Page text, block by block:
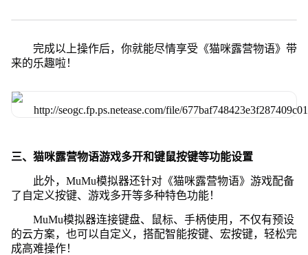
完成以上操作后，你就能尽情享受《猫咪露营物语》带
来的乐趣啦！
三、猫咪露营物语游戏多开和键鼠按键等功能设置
此外，MuMu模拟器还针对《猫咪露营物语》游戏配备
了自定义按键、游戏多开等多种特色功能！
MuMu模拟器连接键盘、鼠标、手柄使用，不仅有预设
的云方案，也可以自定义，搭配智能按键、宏按键，轻松完
成高难操作！